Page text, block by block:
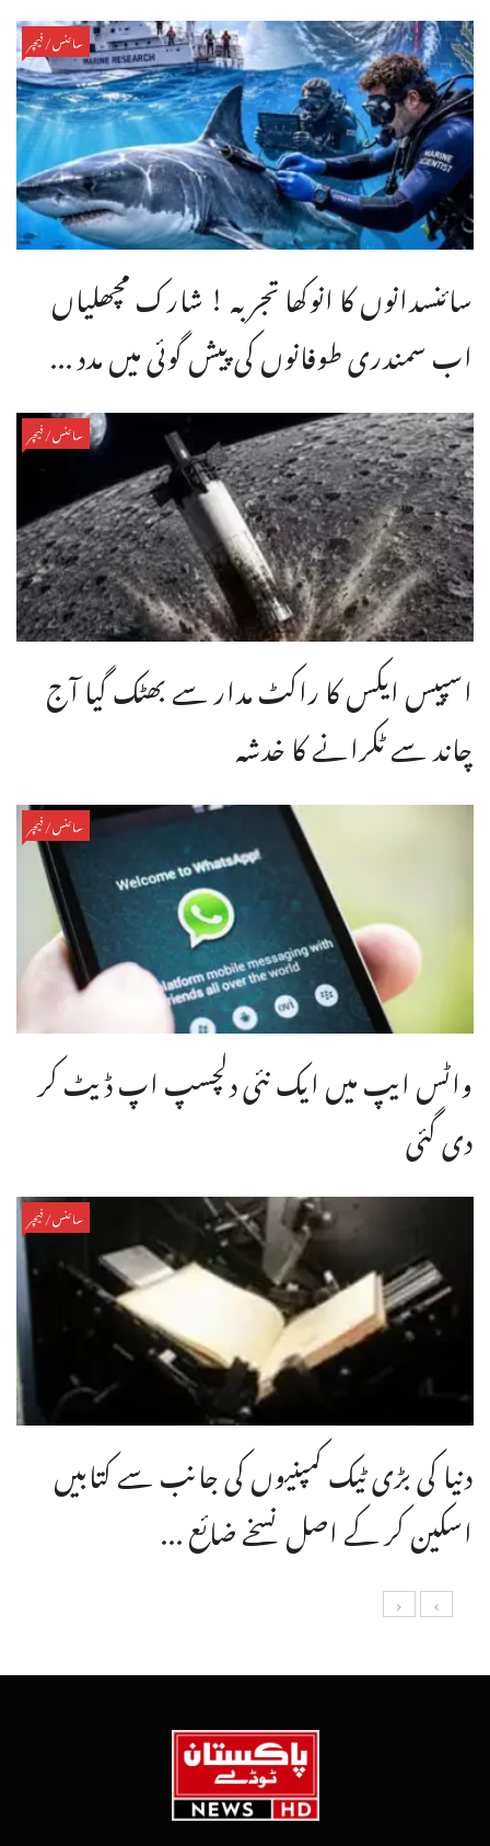
سائنس/فیچر
سائنسدانوں کا انوکھا تجربہ ! شارک مچھلیاں
اب سمندری طوفانوں کی پیش گوئی میں مدد ...
سائنس/فیچر
اسپیس ایکس کا راکٹ مدار سے بھٹک گیا آج
چاند سے ٹکرانے کا خدشہ
سائنس/فیچر
واٹس ایپ میں ایک نئی دلچسپ اپ ڈیٹ کر
دی گئی
سائنس/فیچر
دنیا کی بڑی ٹیک کمپنیوں کی جانب سے کتابیں
اسکین کر کے اصل نسخے ضائع ...